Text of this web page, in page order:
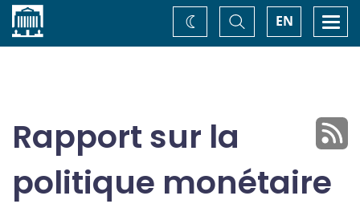
Accueil EN
Basculer
la
recherche
Changez
de
Rapport sur la
politique monétaire